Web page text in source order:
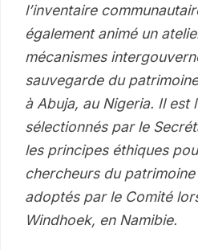
l’inventaire
également animé un
mécanismes
sauvegarde du
à Abuja, au Nigeria. Il est
sélectionnés par le
les principes éthiques
chercheurs du
adoptés par le Comité
Windhoek, en Namibie.